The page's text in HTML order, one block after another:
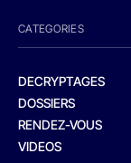
CATEGORIES
DECRYPTAGES
DOSSIERS
RENDEZ-VOUS
VIDEOS